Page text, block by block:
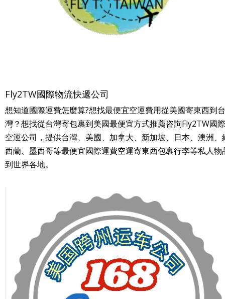
Fly2TW國際物流快遞公司
想知道國際運費怎麼算?想找最便宜空運費用從美國寄東西到台
灣？想找從台灣寄包裹到美國最便宜方式推薦咨詢Fly2TW國際
空運公司，提供台灣、美國、加拿大、新加坡、日本、澳洲、
西蘭、墨西哥等最便宜國際運費空運寄東西包裹行李等私人物
到世界各地。